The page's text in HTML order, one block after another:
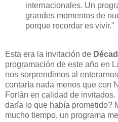
internacionales. Un
grandes momentos de
porque recordar es vivir.”
Esta era la invitación de
programación de este año en
nos sorprendimos al
contaría nada menos que con
Forlán en calidad de
daría lo que había prometido?
mucho tiempo, un programa